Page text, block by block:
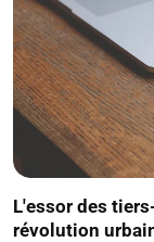
L'essor des
révolution